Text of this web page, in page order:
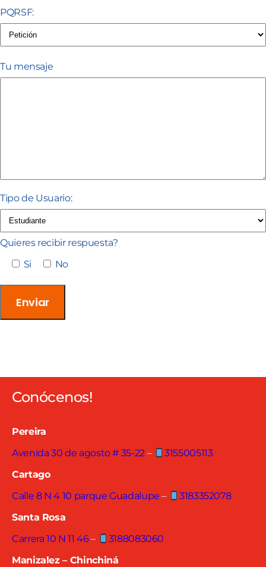
PQRSF:
Tu mensaje
Tipo de Usuario:
Quieres recibir respuesta?
Si
No
Conócenos!
Pereira
Avenida 30 de agosto # 35-22–
3155005113
Cartago
Calle 8 N 4 10 parque Guadalupe –
3183352078
Santa Rosa
Carrera 10 N 11 46–
3188083060
Manizalez – Chinchiná